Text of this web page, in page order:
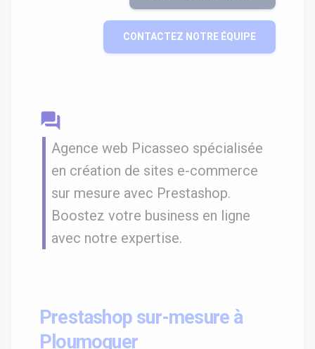
CONTACTEZ NOTRE ÉQUIPE
question_answer
Agence web Picasseo spécialisée
en création de sites e-commerce
sur mesure avec Prestashop.
Boostez votre business en ligne
avec notre expertise.
Prestashop sur-mesure à
Ploumoguer